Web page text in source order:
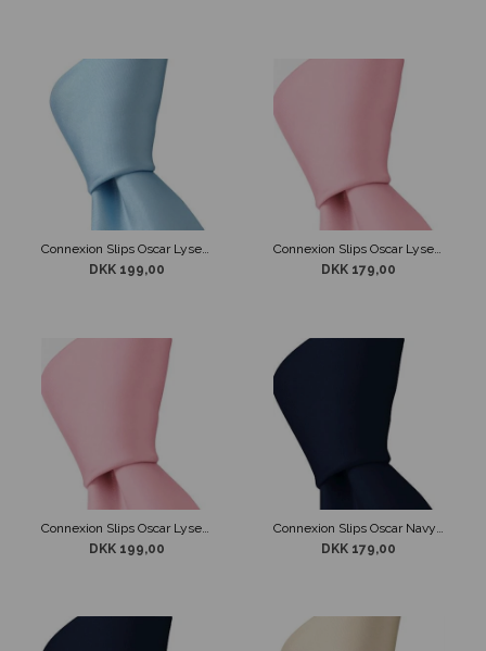
Connexion Slips Oscar Lyseblå 7cm
DKK 199,00
Connexion Slips Oscar Lyserød 5cm
DKK 179,00
DKK 199,00
DKK 179,00